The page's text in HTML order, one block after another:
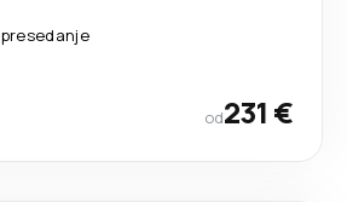
presedanje
od231 €